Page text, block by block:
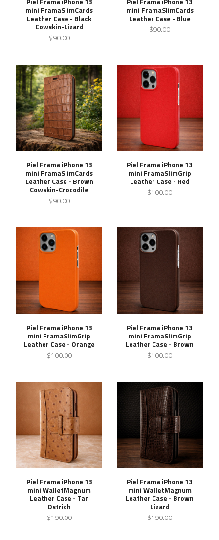
mini FramaSlimCards
Leather Case - Black
Cowskin-Lizard
$90.00
mini FramaSlimCards
Leather Case - Blue
$90.00
Piel Frama iPhone 13
mini FramaSlimCards
Leather Case - Brown
Cowskin-Crocodile
$90.00
Piel Frama iPhone 13
mini FramaSlimGrip
Leather Case - Red
$100.00
Piel Frama iPhone 13
mini FramaSlimGrip
Leather Case - Orange
$100.00
Piel Frama iPhone 13
mini FramaSlimGrip
Leather Case - Brown
$100.00
Piel Frama iPhone 13
mini WalletMagnum
Leather Case - Tan
Ostrich
$190.00
Piel Frama iPhone 13
mini WalletMagnum
Leather Case - Brown
Lizard
$190.00